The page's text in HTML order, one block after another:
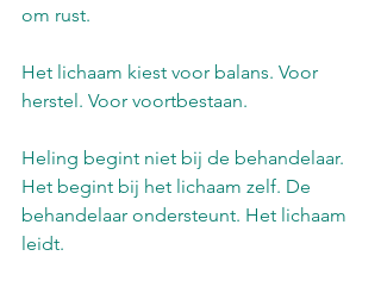
om rust.
Het lichaam kiest voor balans. Voor
herstel. Voor voortbestaan.
Heling begint niet bij de behandelaar.
Het begint bij het lichaam zelf. De
behandelaar ondersteunt. Het lichaam
leidt.